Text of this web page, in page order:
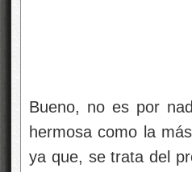
Bueno, no es por
hermosa como la
ya que, se trata del